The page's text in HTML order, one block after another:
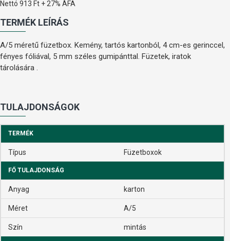
Nettó 913 Ft + 27% ÁFA
TERMÉK LEÍRÁS
A/5 méretű füzetbox. Kemény, tartós kartonból, 4 cm-es gerinccel,
fényes fóliával, 5 mm széles gumipánttal. Füzetek, iratok
tárolására .
TULAJDONSÁGOK
TERMÉK
Típus Füzetboxok
FŐ TULAJDONSÁG
Anyag karton
Méret A/5
Szín mintás